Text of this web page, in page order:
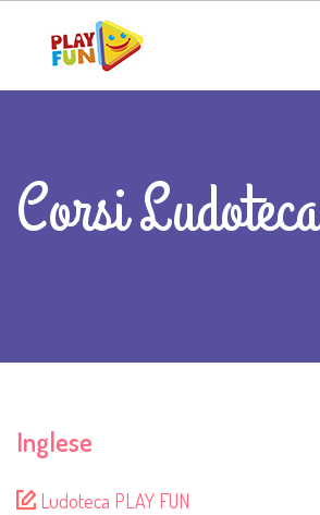
Corsi Ludoteca
Inglese
Ludoteca PLAY FUN